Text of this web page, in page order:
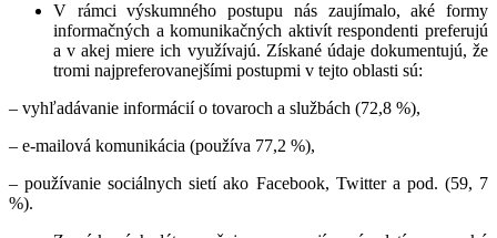
V rámci výskumného postupu nás zaujímalo, aké formy
informačných a komunikačných aktivít respondenti preferujú
a v akej miere ich využívajú. Získané údaje dokumentujú, že
tromi najpreferovanejšími postupmi v tejto oblasti sú:
– vyhľadávanie informácií o tovaroch a službách (72,8 %),
– e-mailová komunikácia (používa 77,2 %),
– používanie sociálnych sietí ako Facebook, Twitter a pod. (59, 7
%).